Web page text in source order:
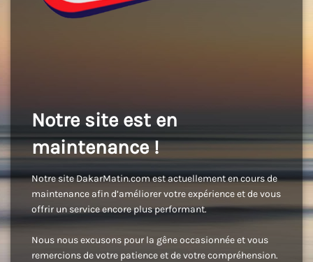
Notre site est en
maintenance !
Notre site DakarMatin.com est actuellement en cours de
maintenance afin d’améliorer votre expérience et de vous
offrir un service encore plus performant.
Nous nous excusons pour la gêne occasionnée et vous
remercions de votre patience et de votre compréhension.